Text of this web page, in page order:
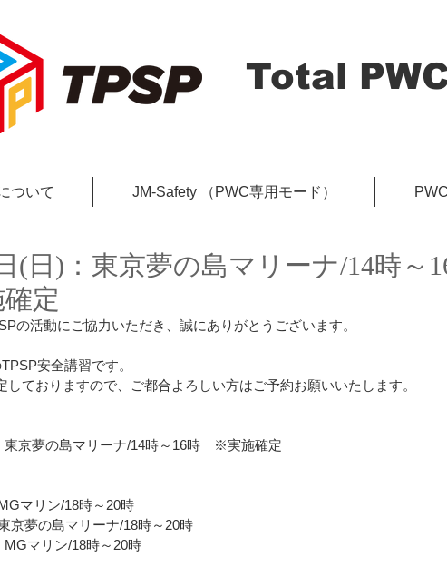
Total
ついて JM-Safety （PWC専用モード）
(日)：東京夢の島マリーナ/14時～
定
の活動にご協力いただき、誠にありがとうございます。
安全講習です。
しておりますので、ご都合よろしい方はご予約お願いいたします。
東京夢の島マリーナ/14時～16時　※実施確定
マリン/18時～20時
京夢の島マリーナ/18時～20時
MGマリン/18時～20時